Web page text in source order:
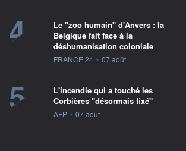
4
Le "zoo humain" d'Anvers : la
Belgique fait face à la
déshumanisation coloniale
information fournie par
FRANCE 24 • 07 août
5
L'incendie qui a touché les
Corbières "désormais fixé"
information fournie par
AFP • 07 août